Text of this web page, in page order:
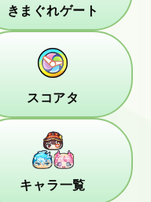
きまぐれゲート
スコアタ
キャラ一覧